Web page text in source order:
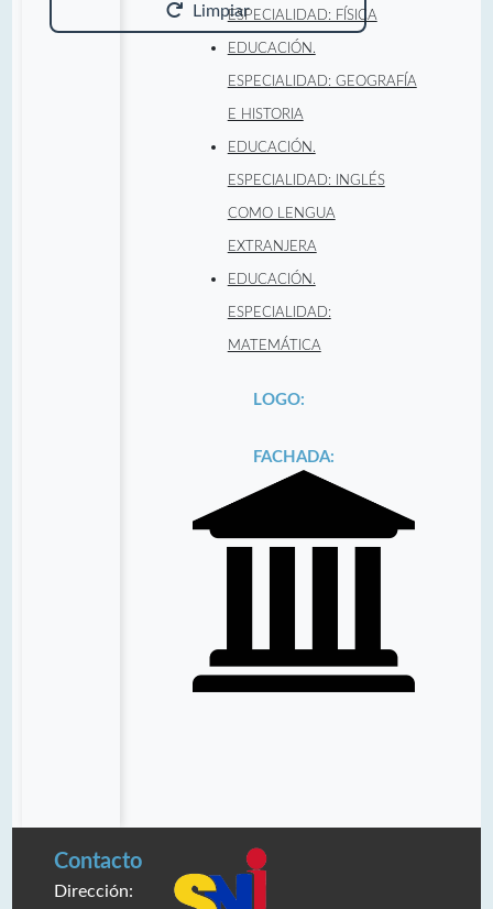
LimpiarESPECIALIDAD: FÍSICA
EDUCACIÓN.
ESPECIALIDAD: GEOGRAFÍA
E HISTORIA
EDUCACIÓN.
ESPECIALIDAD: INGLÉS
COMO LENGUA
EXTRANJERA
EDUCACIÓN.
ESPECIALIDAD:
MATEMÁTICA
LOGO:
FACHADA:
Contacto
Dirección: